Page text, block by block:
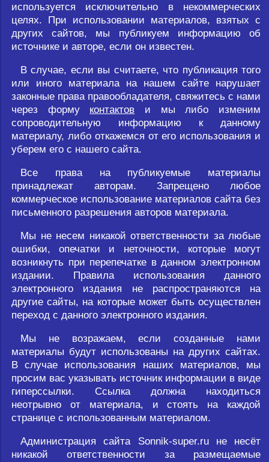
используется исключительно в некоммерческих
целях. При использовании материалов, взятых с
других сайтов, мы публикуем информацию об
источнике и авторе, если он известен.
В случае, если вы считаете, что публикация того
или иного материала на нашем сайте нарушает
законные права правообладателя, свяжитесь с нами
через форму контактов и мы либо изменим
сопроводительную информацию к данному
материалу, либо откажемся от его использования и
уберем его с нашего сайта.
Все права на публикуемые материалы
принадлежат авторам. Запрещено любое
коммерческое использование материалов сайта без
письменного разрешения авторов материала.
Мы не несем никакой ответственности за любые
ошибки, опечатки и неточности, которые могут
возникнуть при перепечатке в данном электронном
издании. Правила использования данного
электронного издания не распространяются на
другие сайты, на которые может быть осуществлен
переход с данного электронного издания.
Мы не возражаем, если созданные нами
материалы будут использованы на других сайтах.
В случае использования наших материалов, мы
просим вас указывать источник информации в виде
гиперссылки. Ссылка должна находиться
неотрывно от материала, и стоять на каждой
странице с использованным материалом.
Администрация сайта Sonnik-super.ru не несёт
никакой ответственности за размещаемые